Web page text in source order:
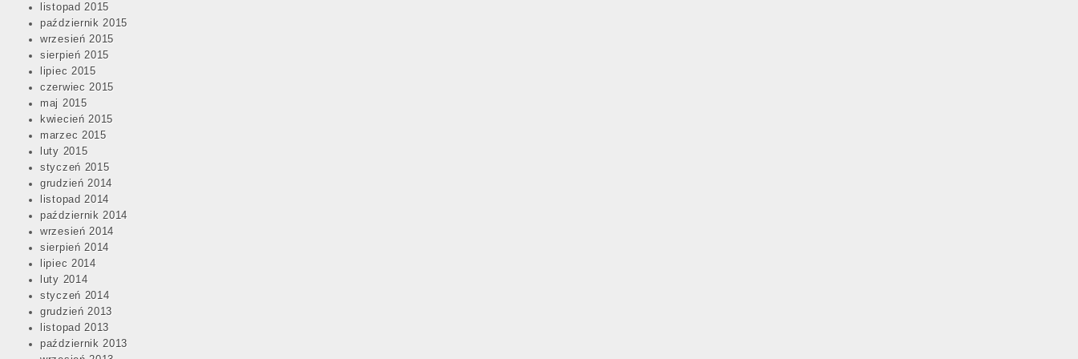
listopad 2015
październik 2015
wrzesień 2015
sierpień 2015
lipiec 2015
czerwiec 2015
maj 2015
kwiecień 2015
marzec 2015
luty 2015
styczeń 2015
grudzień 2014
listopad 2014
październik 2014
wrzesień 2014
sierpień 2014
lipiec 2014
luty 2014
styczeń 2014
grudzień 2013
listopad 2013
październik 2013